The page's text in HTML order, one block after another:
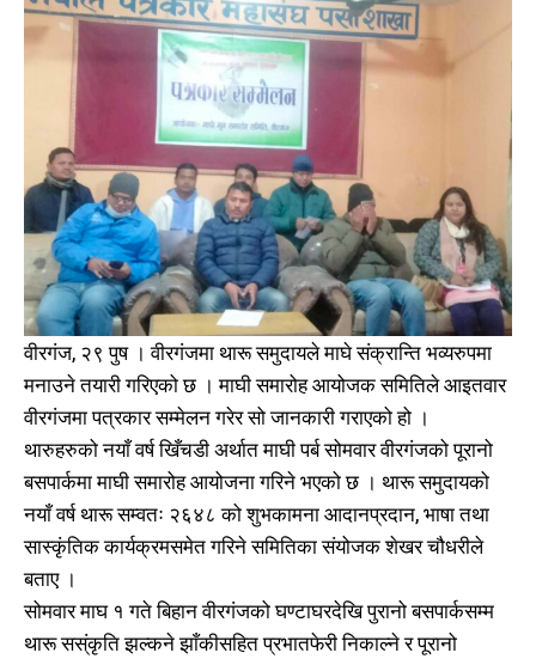
वीरगंज, २९ पुष । वीरगंजमा थारू समुदायले माघे संक्रान्ति भव्यरुपमा
मनाउने तयारी गरिएको छ । माघी समारोह आयोजक समितिले आइतवार
वीरगंजमा पत्रकार सम्मेलन गरेर सो जानकारी गराएको हो ।
थारुहरुको नयाँ वर्ष खिँचडी अर्थात माघी पर्ब सोमवार वीरगंजको पूरानो
बसपार्कमा माघी समारोह आयोजना गरिने भएको छ । थारू समुदायको
नयाँ वर्ष थारू सम्वतः २६४८ को शुभकामना आदानप्रदान, भाषा तथा
सास्कृंतिक कार्यक्रमसमेत गरिने समितिका संयोजक शेखर चौधरीले
बताए ।
सोमवार माघ १ गते बिहान वीरगंजको घण्टाघरदेखि पुरानो बसपार्कसम्म
थारू सस्ंकृति झल्कने झाँकीसहित प्रभातफेरी निकाल्ने र पूरानो